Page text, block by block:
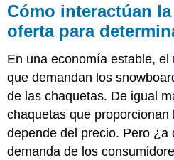
Cómo interactúan
oferta para
En una economía estable,
que demandan los
de las chaquetas. De igual
chaquetas que proporcionan
depende del precio. Pero ¿a
demanda de los